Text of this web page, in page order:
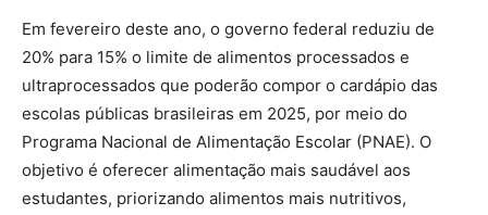
Em fevereiro deste ano, o governo federal reduziu de
20% para 15% o limite de alimentos processados e
ultraprocessados que poderão compor o cardápio das
escolas públicas brasileiras em 2025, por meio do
Programa Nacional de Alimentação Escolar (PNAE). O
objetivo é oferecer alimentação mais saudável aos
estudantes, priorizando alimentos mais nutritivos,